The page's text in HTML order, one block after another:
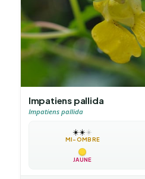
Impatiens pallida
Impatiens pallida
☀️☀️☀️
MI-OMBRE
JAUNE